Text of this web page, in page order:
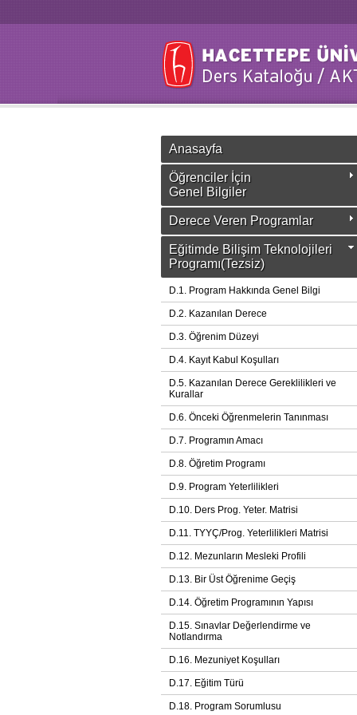
Anasayfa
Öğrenciler İçin
Genel Bilgiler
Derece Veren Programlar
Eğitimde Bilişim Teknolojileri
Programı(Tezsiz)
D.1. Program Hakkında Genel Bilgi
D.2. Kazanılan Derece
D.3. Öğrenim Düzeyi
D.4. Kayıt Kabul Koşulları
D.5. Kazanılan Derece Gereklilikleri ve
Kurallar
D.6. Önceki Öğrenmelerin Tanınması
D.7. Programın Amacı
D.8. Öğretim Programı
D.9. Program Yeterlilikleri
D.10. Ders Prog. Yeter. Matrisi
D.11. TYYÇ/Prog. Yeterlilikleri Matrisi
D.12. Mezunların Mesleki Profili
D.13. Bir Üst Öğrenime Geçiş
D.14. Öğretim Programının Yapısı
D.15. Sınavlar Değerlendirme ve
Notlandırma
D.16. Mezuniyet Koşulları
D.17. Eğitim Türü
D.18. Program Sorumlusu